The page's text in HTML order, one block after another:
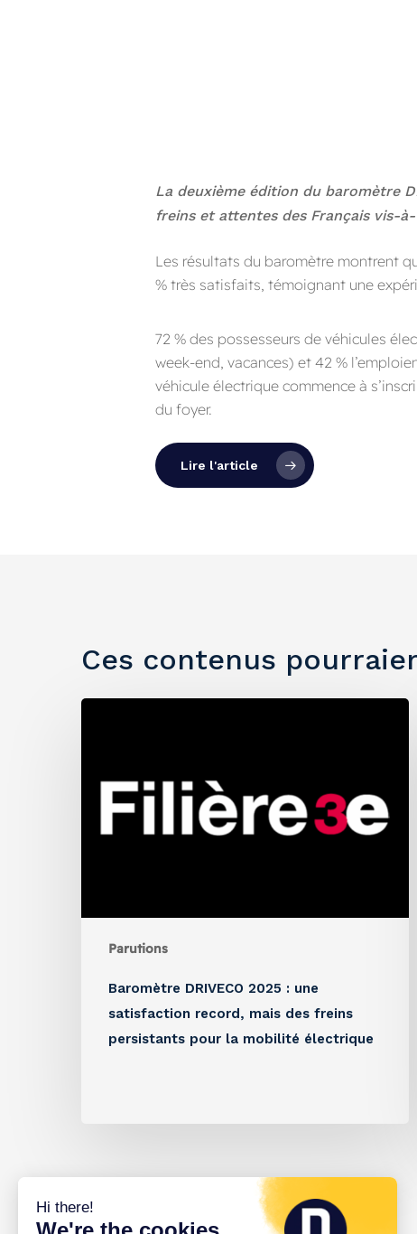
La deuxième édition du baromètre
freins et attentes des Français vis-
Les résultats du baromètre montrent
% très satisfaits, témoignant une
72 % des possesseurs de véhicules
week-end, vacances) et 42 %
véhicule électrique commence à
du foyer.
Lire l'article
Ces contenus
Parutions
Baromètre DRIVECO 2025 : une
satisfaction record, mais des freins
persistants pour la mobilité électrique